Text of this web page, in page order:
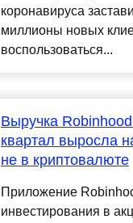
коронавируса
миллионы новых
воспользоваться...
Выручка
квартал выросла
не в криптовалюте
Приложение
инвестирования в